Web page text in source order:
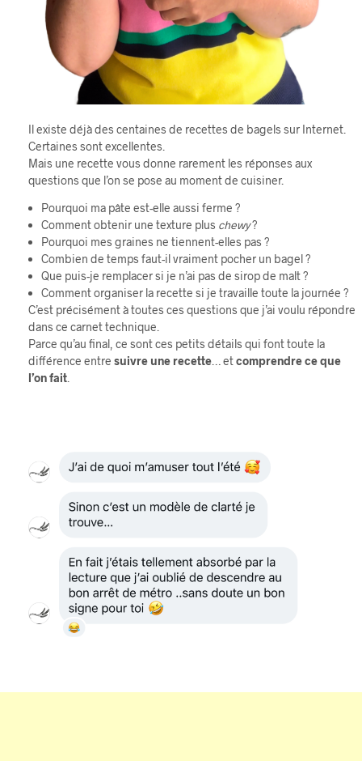
Il existe déjà des centaines de recettes de bagels sur Internet.
Certaines sont excellentes.
Mais une recette vous donne rarement les réponses aux
questions que l’on se pose au moment de cuisiner.
Pourquoi ma pâte est-elle aussi ferme ?
Comment obtenir une texture plus chewy?
Pourquoi mes graines ne tiennent-elles pas ?
Combien de temps faut-il vraiment pocher un bagel ?
Que puis-je remplacer si je n’ai pas de sirop de malt ?
Comment organiser la recette si je travaille toute la journée ?
C’est précisément à toutes ces questions que j’ai voulu répondre
dans ce carnet technique.
Parce qu’au final, ce sont ces petits détails qui font toute la
différence entresuivre une recette … etcomprendre ce que
l’on fait